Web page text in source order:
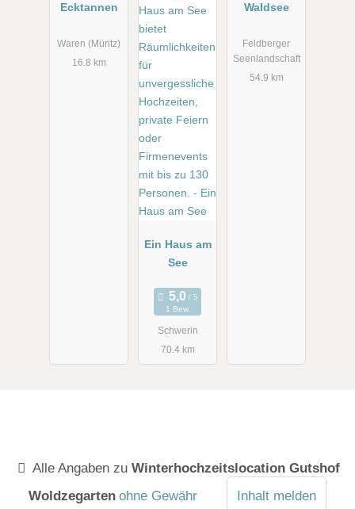
Ecktannen
Waren (Müritz)
16.8 km
Ein Haus am
See
1 Bew.
Schwerin
70.4 km
Waldsee
Feldberger
Seenlandschaft
54.9 km
Alle Angaben zuWinterhochzeitslocation Gutshof
Woldzegarten ohne Gewähr Inhalt melden